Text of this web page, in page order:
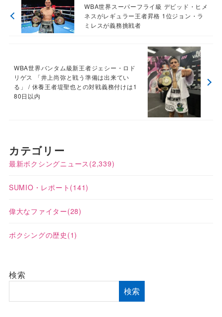
WBA世界スーパーフライ級 デビッド・ヒメ
ネスがレギュラー王者昇格 1位ジョン・ラ
ミレスが義務挑戦者
WBA世界バンタム級新王者ジェシー・ロド
リゲス 「井上尚弥と戦う準備は出来てい
る」 / 休養王者堤聖也との対戦義務付けは1
80日以内
カテゴリー
最新ボクシングニュース (2,339)
SUMIO・レポート (141)
偉大なファイター(28)
ボクシングの歴史 (1)
検索
検索